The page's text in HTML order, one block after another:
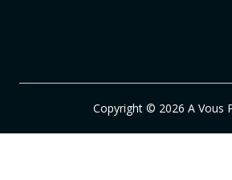
Copyright © 2026 A Vous